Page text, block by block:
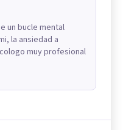
un bucle mental
la ansiedad a
muy profesional